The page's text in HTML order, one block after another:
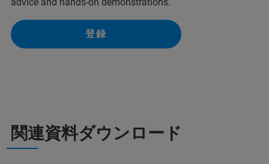
登録
関連資料ダウンロード